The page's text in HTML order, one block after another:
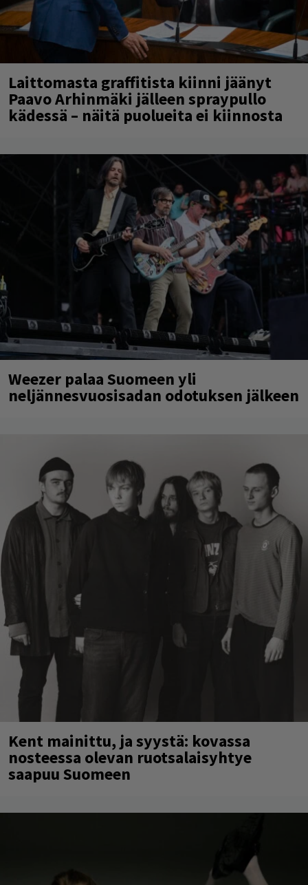
Laittomasta graffitista kiinni jäänyt
Paavo Arhinmäki jälleen spraypullo
kädessä – näitä puolueita ei kiinnosta
Weezer palaa Suomeen yli
neljännesvuosisadan odotuksen jälkeen
Kent mainittu, ja syystä: kovassa
nosteessa olevan ruotsalaisyhtye
saapuu Suomeen